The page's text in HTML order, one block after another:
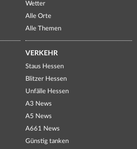
Wetter
Alle Orte
Alle Themen
VERKEHR
Staus Hessen
Blitzer Hessen
Unfälle Hessen
A3 News
A5 News
A661 News
Günstig tanken